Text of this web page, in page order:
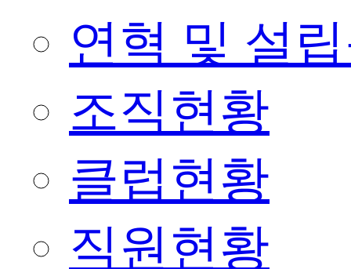
연혁 및 설
조직현황
클럽현황
직원현황